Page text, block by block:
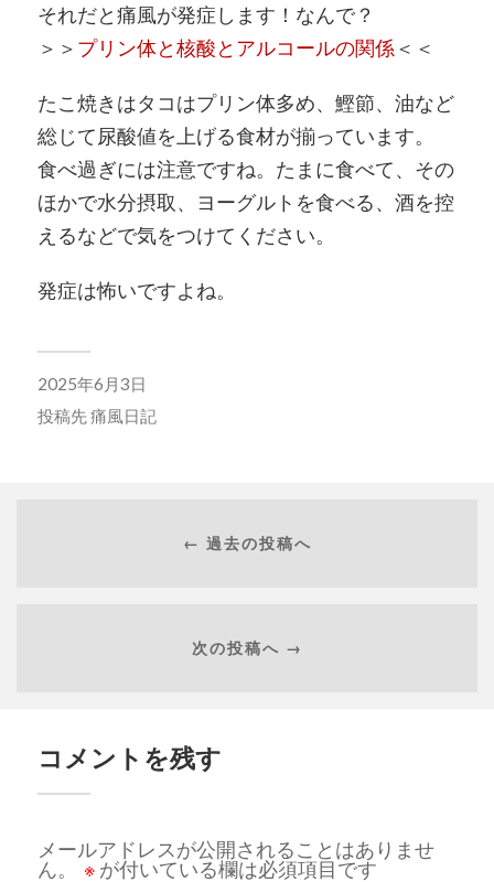
それだと痛風が発症します！なんで？
＞＞ プリン体と核酸とアルコールの関係 ＜＜
たこ焼きはタコはプリン体多め、鰹節、油など
総じて尿酸値を上げる食材が揃っています。
食べ過ぎには注意ですね。たまに食べて、その
ほかで水分摂取、ヨーグルトを食べる、酒を控
えるなどで気をつけてください。
発症は怖いですよね。
2025年6月3日
投稿先痛風日記
← 過去の投稿へ
次の投稿へ →
コメントを残す
メールアドレスが公開されることはありませ
ん。
※ が付いている欄は必須項目です